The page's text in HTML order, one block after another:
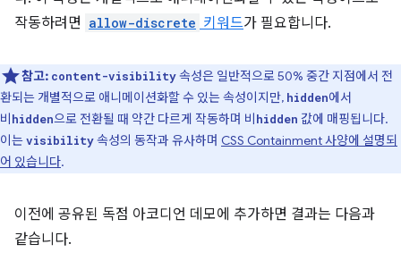
작동하려면 allow-discrete 키워드가 필요합니다.
참고: content-visibility속성은 일반적으로 50% 중간 지점에서 전
환되는 개별적으로 애니메이션화할 수 있는 속성이지만, hidden에서
비hidden으로 전환될 때 약간 다르게 작동하며 비hidden 값에 매핑됩니다.
이는visibility속성의 동작과 유사하며 CSS Containment 사양에 설명되
어 있습니다.
이전에 공유된 독점 아코디언 데모에 추가하면 결과는 다음과
같습니다.